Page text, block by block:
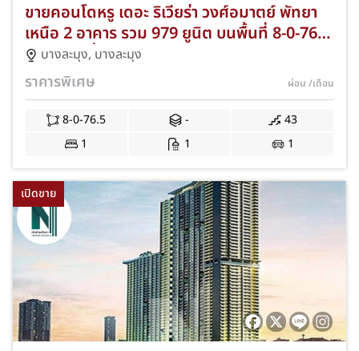
ขายคอนโดหรู เดอะ ริเวียร่า วงศ์อมาตย์ พัทยา
เหนือ 2 อาคาร รวม 979 ยูนิต บนพื้นที่ 8-0-76.5
ไร่ รองรับที่จอดรถ 249 คัน ห้องสวยมีให้เลือก
ทั้ง Studio 1-3 ห้องนอน พร้อมสิ่งอำนวยความ
สะดวกครบครัน สระว่ายน้ำ ฟิตเนส และสวนพัก
ผ่อนระดับรีสอร์ต C-NKAD-0001
บางละมุง, บางละมุง
ราคารพิเศษ ผ่อน /เดือน
8-0-76.5 -
43
1
1 1
เปิดขาย